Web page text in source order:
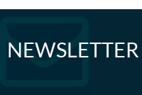
NEWSLETTER